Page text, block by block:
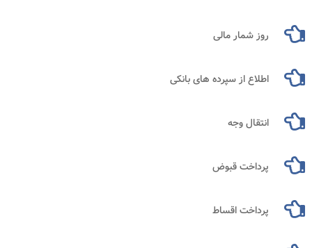
روز شمار مالی
اطلاع از سپرده‌ های بانکی
انتقال وجه
پرداخت قبوض
پرداخت اقساط